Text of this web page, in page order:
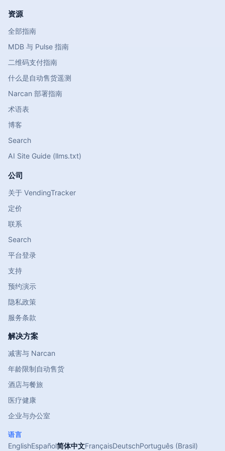
资源
全部指南
MDB 与 Pulse 指南
二维码支付指南
什么是自动售货遥测
Narcan 部署指南
术语表
博客
Search
AI Site Guide (llms.txt)
公司
关于 VendingTracker
定价
联系
Search
平台登录
支持
预约演示
隐私政策
服务条款
解决方案
减害与 Narcan
年龄限制自动售货
酒店与餐旅
医疗健康
企业与办公室
语言
EnglishEspañol简体中文FrançaisDeutschPortuguês (Brasil)